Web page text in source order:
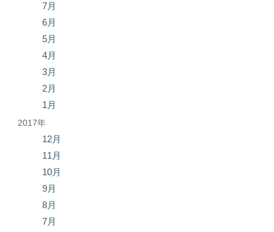
7月
6月
5月
4月
3月
2月
1月
2017年
12月
11月
10月
9月
8月
7月